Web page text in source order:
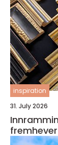
inspiration
31. July 2026